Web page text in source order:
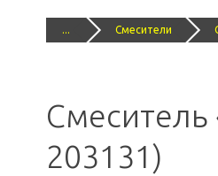
... Смесители
Смеситель
203131)